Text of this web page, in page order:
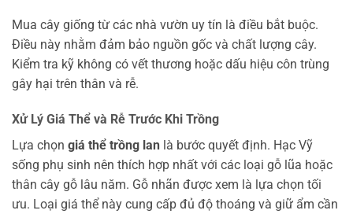
Mua cây giống từ các nhà vườn uy tín là điều bắt buộc.
Điều này nhằm đảm bảo nguồn gốc và chất lượng cây.
Kiểm tra kỹ không có vết thương hoặc dấu hiệu côn trùng
gây hại trên thân và rễ.
Xử Lý Giá Thể và Rễ Trước Khi Trồng
Lựa chọn giá thể trồng lan là bước quyết định. Hạc Vỹ
sống phụ sinh nên thích hợp nhất với các loại gỗ lũa hoặc
thân cây gỗ lâu năm. Gỗ nhãn được xem là lựa chọn tối
ưu. Loại giá thể này cung cấp đủ độ thoáng và giữ ẩm cần